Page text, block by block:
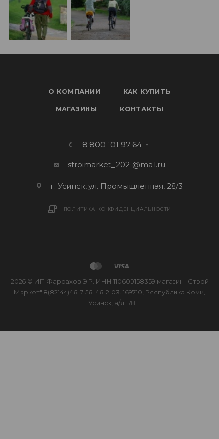
О КОМПАНИИ КАК КУПИТЬ
МАГАЗИНЫ КОНТАКТЫ
8 800 101 97 64
stroimarket_2021@mail.ru
г. Усинск, ул. Промышленная, 28/3
ПОЛИТИКА КОНФИДЕНЦИАЛЬНОСТИ
2026 © ИП Фаррахов Э.Р. ИНН 110600158359 магазин "Строй
Маркет" 8(82144)46-7-56; 46-2-03. 169710, Республика Коми,
г.Усинск, а/я 178